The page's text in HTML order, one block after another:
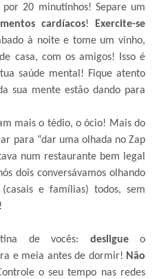
20 minutinhos! Separe um
cardíacos!
Exercite-se
à noite e tome um vinho,
casa, com os amigos! Isso é
saúde mental! Fique atento
sua mente estão dando para
mais o tédio, o ócio! Mais do
para “dar uma olhada no Zap
num restaurante bem legal
dois conversávamos olhando
e famílias) todos, sem
de vocês: desligueo
e meia antes de dormir! Não
o seu tempo nas redes